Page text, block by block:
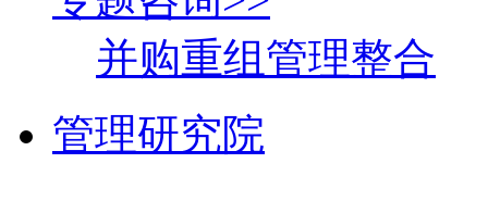
并购重组管理整合
管理研究院